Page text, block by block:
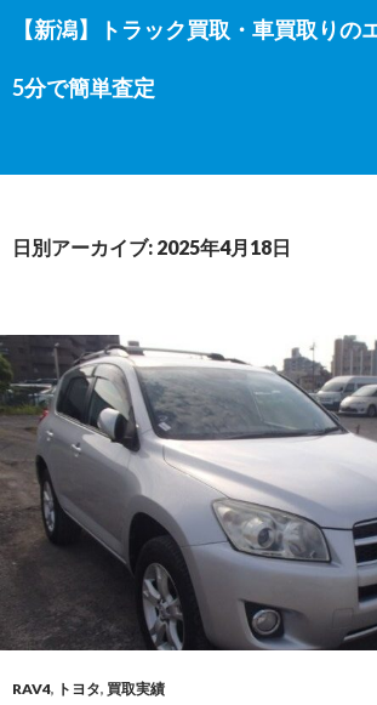
【新潟】トラック買取・車買取りの
5分で簡単査定
ン
テ
へ
ッ
日別アーカイブ: 2025年4月18日
RAV4, トヨタ, 買取実績